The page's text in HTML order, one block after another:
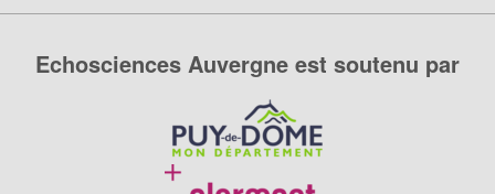
Echosciences Auvergne est soutenu par